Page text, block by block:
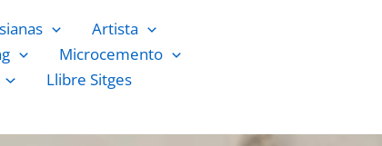
Artista
Microcemento
Llibre Sitges